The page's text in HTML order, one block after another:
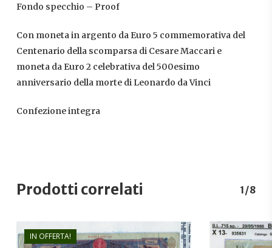
Fondo specchio – Proof
Con moneta in argento da Euro 5 commemorativa del
Centenario della scomparsa di Cesare Maccari e
moneta da Euro 2 celebrativa del 500esimo
anniversario della morte di Leonardo da Vinci
Confezione integra
Prodotti correlati 1/8
IN OFFERTA!